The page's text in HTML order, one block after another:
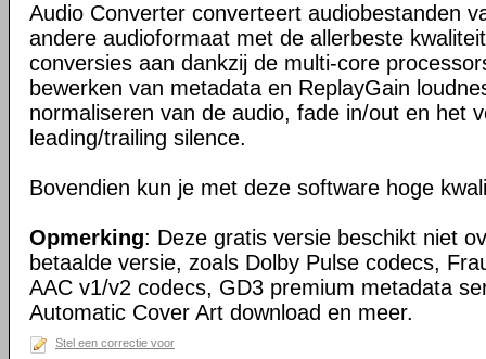
Audio Converter converteert audiobestanden
andere audioformaat met de allerbeste
conversies aan dankzij de multi-core
bewerken van metadata en ReplayGain
normaliseren van de audio, fade in/out en het
leading/trailing silence.
Bovendien kun je met deze software hoge
Opmerking: Deze gratis versie beschikt niet
betaalde versie, zoals Dolby Pulse codecs,
AAC v1/v2 codecs, GD3 premium metadata
Automatic Cover Art download en meer.
Stel een correctie voor